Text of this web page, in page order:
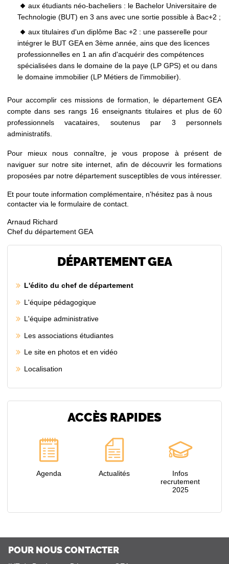
aux étudiants néo-bacheliers : le Bachelor Universitaire de
Technologie (BUT) en 3 ans avec une sortie possible à Bac+2 ;
aux titulaires d'un diplôme Bac +2 : une passerelle pour
intégrer le BUT GEA en 3ème année, ains que des licences
professionnelles en 1 an afin d'acquérir des compétences
spécialisées dans le domaine de la paye (LP GPS) et ou dans
le domaine immobilier (LP Métiers de l'immobilier).
Pour accomplir ces missions de formation, le département GEA
compte dans ses rangs 16 enseignants titulaires et plus de 60
professionnels vacataires, soutenus par 3 personnels
administratifs.
Pour mieux nous connaître, je vous propose à présent de
naviguer sur notre site internet, afin de découvrir les formations
proposées par notre département susceptibles de vous intéresser.
Et pour toute information complémentaire, n'hésitez pas à nous
contacter via le formulaire de contact.
Arnaud Richard
Chef du département GEA
DÉPARTEMENT GEA
L'édito du chef de département
L'équipe pédagogique
L'équipe administrative
Les associations étudiantes
Le site en photos et en vidéo
Localisation
ACCÈS RAPIDES
Agenda Actualités
Infos
recrutement
2025
POUR NOUS CONTACTER